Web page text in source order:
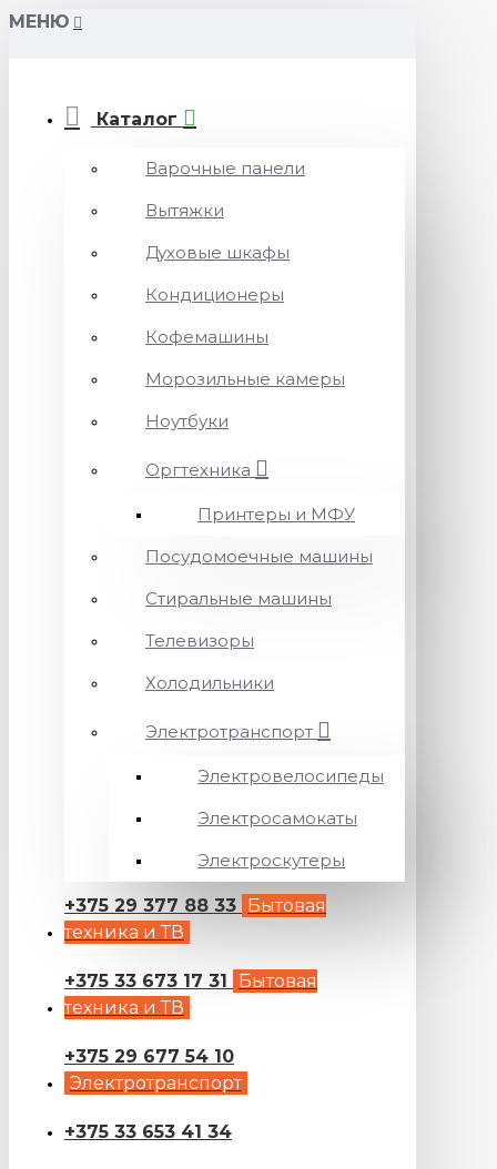
МЕНЮ
Каталог
Варочные панели
Вытяжки
Духовые шкафы
Кондиционеры
Кофемашины
Морозильные камеры
Ноутбуки
Оргтехника
Принтеры и МФУ
Посудомоечные машины
Стиральные машины
Телевизоры
Холодильники
Электротранспорт
Электровелосипеды
Электросамокаты
Электроскутеры
+375 29 377 88 33 Бытовая
техника и ТВ
+375 33 673 17 31
Бытовая
техника и ТВ
+375 29 677 54 10
Электротранспорт
+375 33 653 41 34